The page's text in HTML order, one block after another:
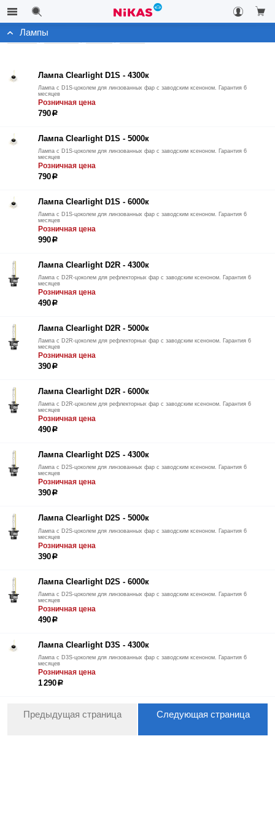
Лампы
Лампа Clearlight D1S - 4300к
Лампа с D1S-цоколем для линзованных фар с заводским ксеноном. Гарантия 6
месяцев
Розничная цена
790р
Лампа Clearlight D1S - 5000к
Лампа с D1S-цоколем для линзованных фар с заводским ксеноном. Гарантия 6
месяцев
Розничная цена
790р
Лампа Clearlight D1S - 6000к
Лампа с D1S-цоколем для линзованных фар с заводским ксеноном. Гарантия 6
месяцев
Розничная цена
990р
Лампа Clearlight D2R - 4300к
Лампа с D2R-цоколем для рефлекторных фар с заводским ксеноном. Гарантия 6
месяцев
Розничная цена
490р
Лампа Clearlight D2R - 5000к
Лампа с D2R-цоколем для рефлекторных фар с заводским ксеноном. Гарантия 6
месяцев
Розничная цена
390р
Лампа Clearlight D2R - 6000к
Лампа с D2R-цоколем для рефлекторных фар с заводским ксеноном. Гарантия 6
месяцев
Розничная цена
490р
Лампа Clearlight D2S - 4300к
Лампа с D2S-цоколем для линзованных фар с заводским ксеноном. Гарантия 6
месяцев
Розничная цена
390р
Лампа Clearlight D2S - 5000к
Лампа с D2S-цоколем для линзованных фар с заводским ксеноном. Гарантия 6
месяцев
Розничная цена
390р
Лампа Clearlight D2S - 6000к
Лампа с D2S-цоколем для линзованных фар с заводским ксеноном. Гарантия 6
месяцев
Розничная цена
490р
Лампа Clearlight D3S - 4300к
Лампа с D3S-цоколем для линзованных фар с заводским ксеноном. Гарантия 6
месяцев
Розничная цена
1 290р
Предыдущая страница Следующая страница